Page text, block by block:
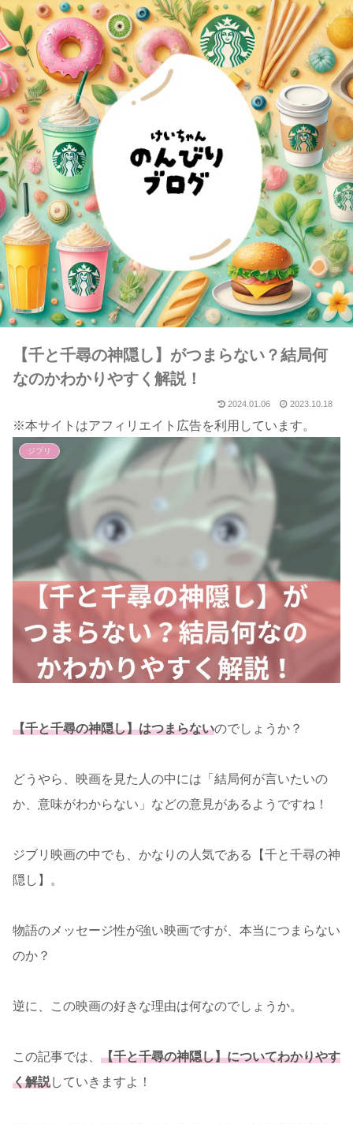
【千と千尋の神隠し】がつまらない？結局何
なのかわかりやすく解説！
2024.01.06 2023.10.18
※本サイトはアフィリエイト広告を利用しています。
ジブリ
【千と千尋の神隠し】はつまらないのでしょうか？
どうやら、映画を見た人の中には「結局何が言いたいの
か、意味がわからない」などの意見があるようですね！
ジブリ映画の中でも、かなりの人気である【千と千尋の神
隠し】。
物語のメッセージ性が強い映画ですが、本当につまらない
のか？
逆に、この映画の好きな理由は何なのでしょうか。
この記事では、 【千と千尋の神隠し】についてわかりやす
く解説していきますよ！